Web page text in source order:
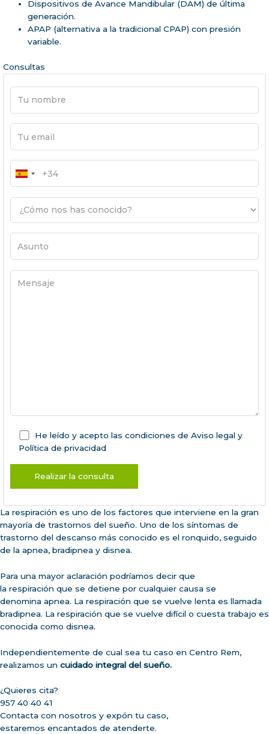
Dispositivos de Avance Mandibular (DAM) de última
generación.
APAP (alternativa a la tradicional CPAP) con presión
variable.
Consultas
He leído y acepto las condiciones de Aviso legal y
Política de privacidad
La respiración es uno de los factores que interviene en la gran
mayoría de trastornos del sueño. Uno de los síntomas de
trastorno del descanso más conocido es el ronquido, seguido
de la apnea, bradipnea y disnea.
Para una mayor aclaración podríamos decir que
la respiración que se detiene por cualquier causa se
denomina apnea. La respiración que se vuelve lenta es llamada
bradipnea. La respiración que se vuelve difícil o cuesta trabajo es
conocida como disnea.
Independientemente de cual sea tu caso en Centro Rem,
realizamos un cuidado integral del sueño.
¿Quieres cita?
957 40 40 41
Contacta con nosotros y expón tu caso,
estaremos encantados de atenderte.